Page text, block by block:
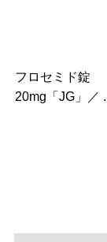
フロセミド錠
20mg「JG」／